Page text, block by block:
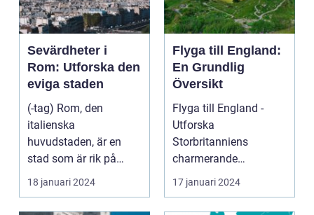
Sevärdheter i
Rom: Utforska den
eviga staden
(-tag) Rom, den
italienska
huvudstaden, är en
stad som är rik på
historia, kultur och
vackra sevärd...
18 januari 2024
Flyga till England:
En Grundlig
Översikt
Flyga till England -
Utforska
Storbritanniens
charmerande
destinationer
Övergripande
introduktion ...
17 januari 2024